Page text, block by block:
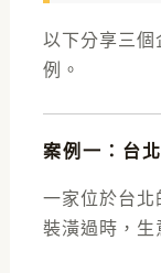
以下分享三
例。
案例一：台
一家位於台
裝潢過時，生